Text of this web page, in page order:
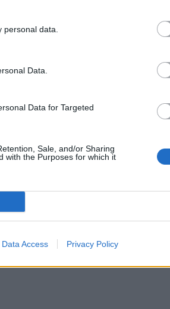
data.
Data.
Data for Targeted
Sale, and/or Sharing
with the Purposes for which it
Data Access Privacy Policy